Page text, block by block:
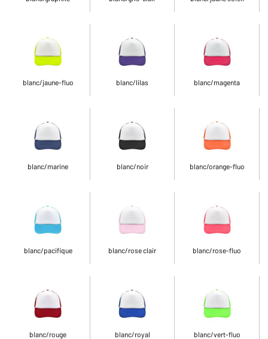
blanc/jaune-fluo blanc/lilas blanc/magenta
blanc/marine blanc/noir blanc/orange-fluo
blanc/pacifique blanc/rose clair blanc/rose-fluo
blanc/rouge blanc/royal blanc/vert-fluo